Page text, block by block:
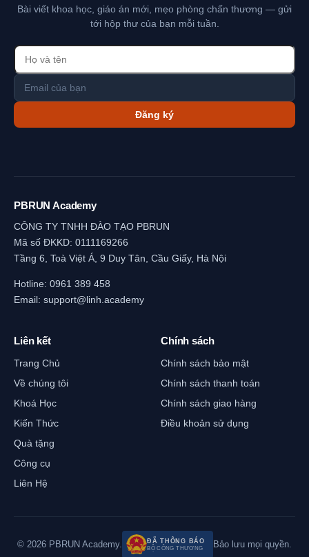
Bài viết khoa học, giáo án mới, mẹo phòng chấn thương — gửi
tới hộp thư của bạn mỗi tuần.
Đăng ký
PBRUN Academy
CÔNG TY TNHH ĐÀO TẠO PBRUN
Mã số ĐKKD: 0111169266
Tầng 6, Toà Việt Á, 9 Duy Tân, Cầu Giấy, Hà Nội
Hotline: 0961 389 458
Email: support@linh.academy
Liên kết
Trang Chủ
Về chúng tôi
Khoá Học
Kiến Thức
Quà tặng
Công cụ
Liên Hệ
Chính sách
Chính sách bảo mật
Chính sách thanh toán
Chính sách giao hàng
Điều khoản sử dụng
© 2026 PBRUN Academy. ĐÃ THÔNG BÁO
BỘ CÔNG THƯƠNG Bảo lưu mọi quyền.